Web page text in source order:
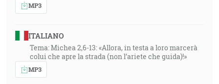
MP3
ITALIANO
Tema: Michea 2,6-13: «Allora, in testa a loro marcerà
colui che apre la strada (non l’ariete che guida)!»
MP3